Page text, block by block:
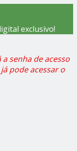
exclusivo!
senha de acesso
pode acessar o